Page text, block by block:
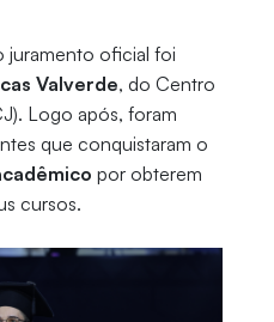
juramento oficial foi
Valverde, do Centro
Logo após, foram
que conquistaram o
por obterem
cursos.